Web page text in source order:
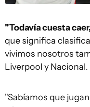
"Todavía cuesta caer,
que significa
vivimos nosotros
Liverpool y Nacional.
"Sabíamos que